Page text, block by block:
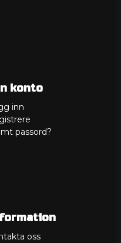
konto
inn
passord?
oss